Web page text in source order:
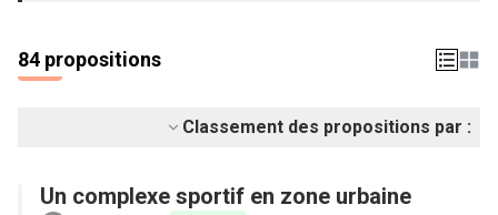
84 propositions
Classement des propositions par :
Un complexe sportif en zone urbaine